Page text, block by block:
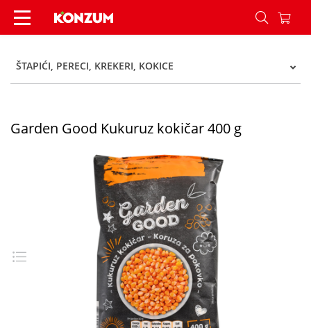
Garden Good Kukuruz kokičar 400 g - Konzum
ŠTAPIĆI, PERECI, KREKERI, KOKICE
Garden Good Kukuruz kokičar 400 g